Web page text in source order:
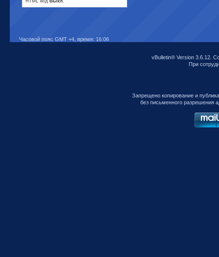
Часовой пояс GMT +4, время: 16:06
vBulletin® Version 3.6.12.
При
Запрещено копирование и
без письменного разрешения